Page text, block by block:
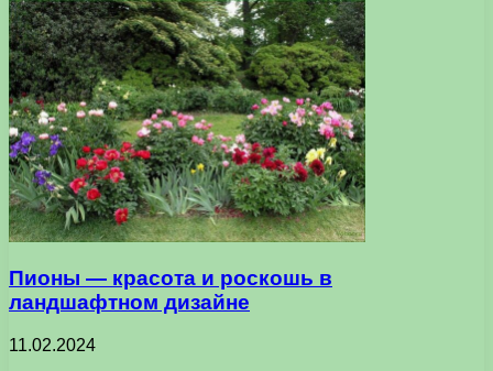
Пионы — красота и роскошь в
ландшафтном дизайне
11.02.2024